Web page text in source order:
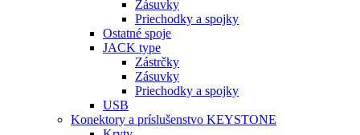
Zásuvky
Priechodky a spojky
Ostatné spoje
JACK type
Zástrčky
Zásuvky
Priechodky a spojky
USB
Konektory a príslušenstvo KEYSTONE